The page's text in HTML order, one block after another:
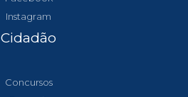
Instagram
Cidadão
Concursos